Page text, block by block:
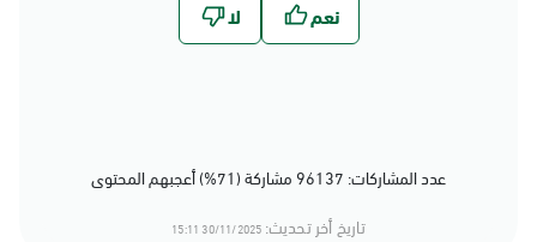
عدد المشاركات: 96137 مشاركة (71%) أعجبهم المحتوى
تاريخ أخر تحديث: 30/11/2025 15:11